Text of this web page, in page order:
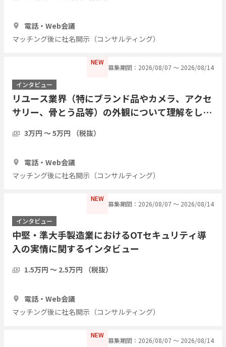
電話・Web会議
マッチング後に社名開示（コンサルティング）
NEW
募集期間：2026/08/07 〜 2026/08/14
インタビュー
リユース業界（特にブランド品やカメラ、アクセ
サリー、骨とう品等）の外観について理解をした
3万円 〜 5万円 （税抜）
電話・Web会議
マッチング後に社名開示（コンサルティング）
NEW
募集期間：2026/08/07 〜 2026/08/14
インタビュー
中堅・準大手製造業におけるOTセキュリティ導
入の実情に関するインタビュー
1.5万円 〜 2.5万円 （税抜）
電話・Web会議
マッチング後に社名開示（コンサルティング）
NEW
募集期間：2026/08/07 〜 2026/08/14